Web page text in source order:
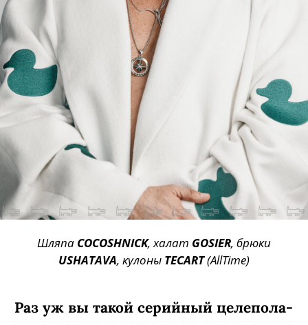
Шляпа COCOSHNICK, халат GOSIER, брюки
USHATAVA, кулоны TECART(AllTime)
Раз уж вы такой серийный целепола­